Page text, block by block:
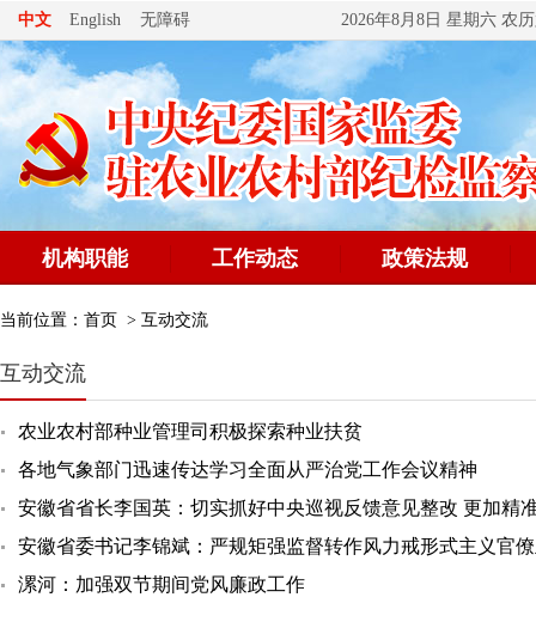
中文 English 无障碍 2026年8月8日 星期六 农
机构职能 工作动态 政策法规
当前位置： 首页 > 互动交流
互动交流
农业农村部种业管理司积极探索种业扶贫
各地气象部门迅速传达学习全面从严治党工作会议精神
安徽省省长李国英：切实抓好中央巡视反馈意见整改 更加精
安徽省委书记李锦斌：严规矩强监督转作风力戒形式主义官
漯河：加强双节期间党风廉政工作